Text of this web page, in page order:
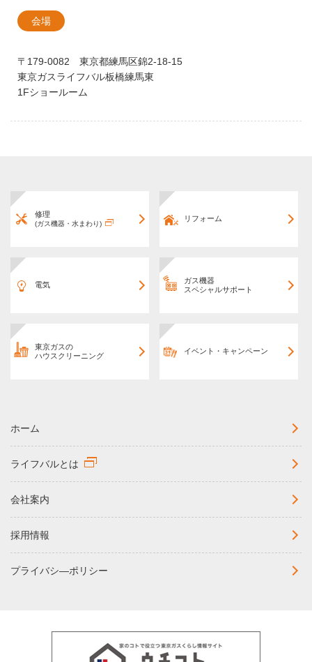
会場
〒179-0082 東京都練馬区錦2-18-15
東京ガスライフバル板橋練馬東
1Fショールーム
修理
(ガス機器・水まわり)
リフォーム
電気
ガス機器
スペシャルサポート
東京ガスの
ハウスクリーニング
イベント・キャンペーン
ホーム
ライフバルとは
会社案内
採用情報
プライバシ―ポリシー